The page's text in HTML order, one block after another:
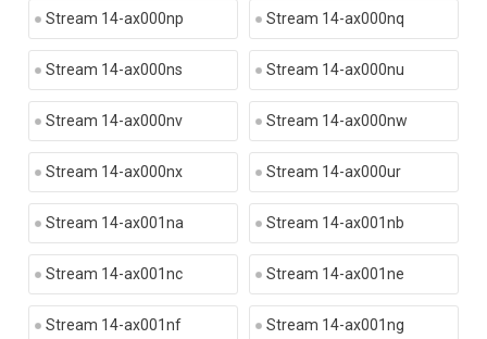
Stream 14-ax000np Stream 14-ax000nq
Stream 14-ax000ns Stream 14-ax000nu
Stream 14-ax000nv Stream 14-ax000nw
Stream 14-ax000nx Stream 14-ax000ur
Stream 14-ax001na Stream 14-ax001nb
Stream 14-ax001nc Stream 14-ax001ne
Stream 14-ax001nf Stream 14-ax001ng